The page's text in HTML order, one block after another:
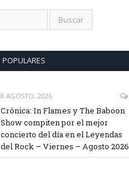
POPULARES
8 AGOSTO, 2026
Crónica: In Flames y The Baboon
Show compiten por el mejor
concierto del día en el Leyendas
del Rock – Viernes – Agosto 2026